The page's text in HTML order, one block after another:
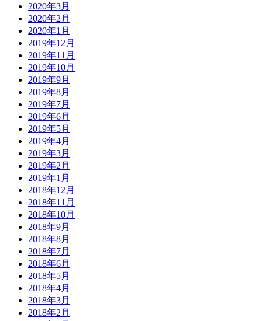
2020年3月
2020年2月
2020年1月
2019年12月
2019年11月
2019年10月
2019年9月
2019年8月
2019年7月
2019年6月
2019年5月
2019年4月
2019年3月
2019年2月
2019年1月
2018年12月
2018年11月
2018年10月
2018年9月
2018年8月
2018年7月
2018年6月
2018年5月
2018年4月
2018年3月
2018年2月